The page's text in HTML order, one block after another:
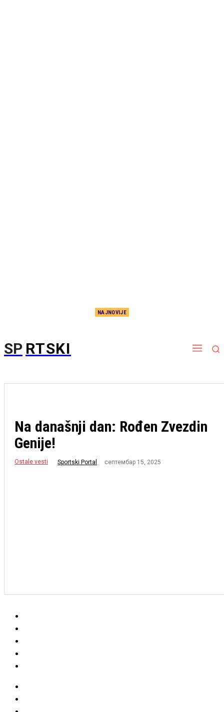
NAJNOVIJE
SP RTSKI
Na današnji dan: Rođen Zvezdin
Genije!
Ostale vesti Sportski Portal септембар 15, 2025